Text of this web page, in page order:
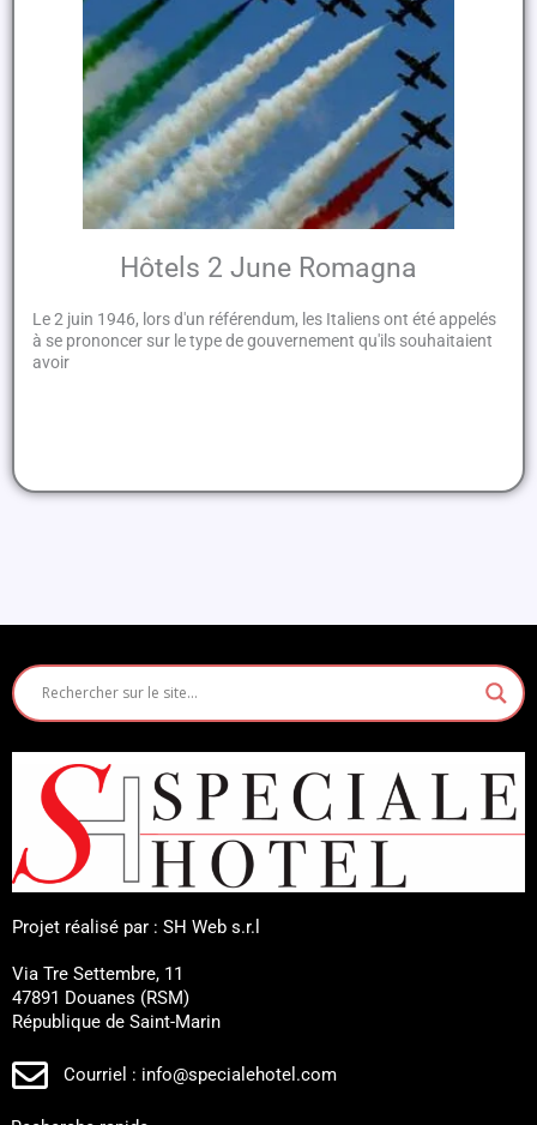
Hôtels 2 June Romagna
Le 2 juin 1946, lors d'un référendum, les Italiens ont été appelés
à se prononcer sur le type de gouvernement qu'ils souhaitaient
avoir
Projet réalisé par : SH Web s.r.l
Via Tre Settembre, 11
47891 Douanes (RSM)
République de Saint-Marin
Courriel : info@specialehotel.com